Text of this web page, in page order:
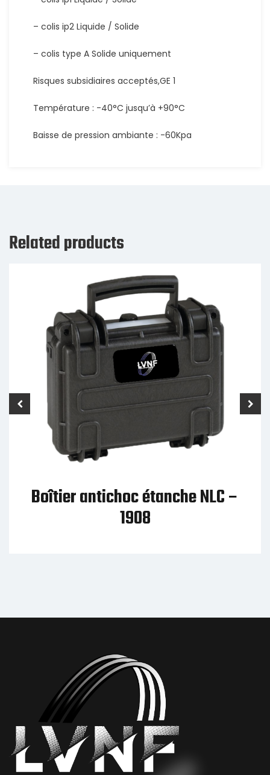
– colis ip2 Liquide / Solide
– colis type A Solide uniquement
Risques subsidiaires acceptés,GE 1
Température : -40°C jusqu’à +90°C
Baisse de pression ambiante : -60Kpa
Related products
Boîtier antichoc étanche NLC –
1908